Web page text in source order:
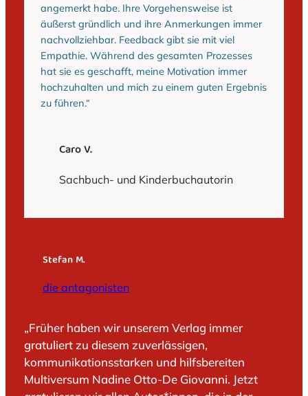
angemerkt habe. Ihre Vorgehensweise ist
äußerst gründlich und ihre Anmerkungen immer
nachvollziehbar. Feedback gibt sie mit viel
Empathie. Während des gesamten Prozesses
hat sie es geschafft, meine Motivation immer
hochzuhalten und mich zu einem guten Ergebnis
zu führen.“
Caro V.
Sachbuch- und Kinderbuchautorin
Stefan M.
die antagonisten
„Früher haben wir unserem Verlag immer
gratuliert zu diesem zuverlässigen,
kommunikationsstarken und hilfsbereiten
Multiversum Nadine Otto-De Giovanni. Jetzt